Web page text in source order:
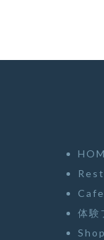
Cafe
体験
Shop